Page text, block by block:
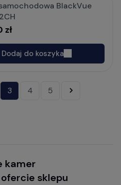
BlackVue
zł
Dodaj do koszyka
3 4 5 »
kamer
sklepu